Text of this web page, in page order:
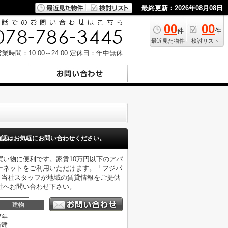
最終更新：2026年08月08日
00件
最近見た物件
00件
検討リスト
業時間：10:00～24:00 定休日：年中無休
はお気軽にお問い合わせください。
物に便利です。家賃10万円以下のアパ
ットをご利用いただけます。「フジパ
社スタッフが地域の賃貸情報をご提供
お問い合わせ下さい。
建物
年
建